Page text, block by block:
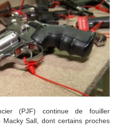
(PJF) continue de fouiller
Sall, dont certains proches